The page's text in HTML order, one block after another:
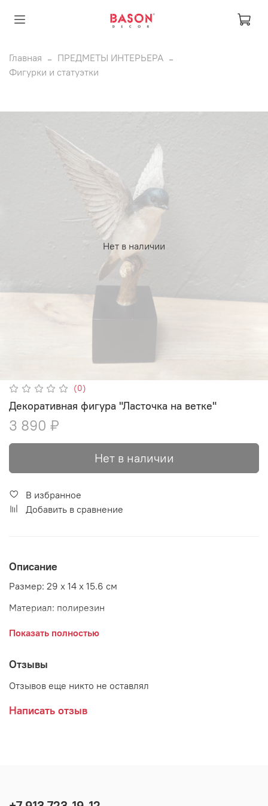
Главная
ПРЕДМЕТЫ ИНТЕРЬЕРА
Фигурки и статуэтки
Нет в наличии
(0)
Декоративная фигура "Ласточка на ветке"
3 890 ₽
Нет в наличии
В избранное
Добавить в сравнение
Описание
Размер: 29 x 14 x 15.6 см
Материал: полирезин
Страна: Бельгия
Показать полностью
Отзывы
Отзывов еще никто не оставлял
Написать отзыв